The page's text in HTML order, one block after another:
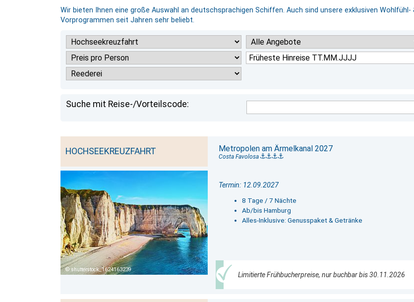
Wir bieten Ihnen eine große Auswahl an deutschsprachigen Schiffen. Auch sind unsere exklusiven
Vorprogrammen seit Jahren sehr beliebt.
Suche mit Reise-/Vorteilscode:
HOCHSEEKREUZFAHRT
shutterstock_1624163239
Metropolen am Ärmelkanal 2027
Costa Favolosa
Termin: 12.09.2027
8 Tage / 7 Nächte
Ab/bis Hamburg
Alles-Inklusive: Genusspaket & Getränke
Limitierte Frühbucherpreise, nur buchbar bis 30.11.2026